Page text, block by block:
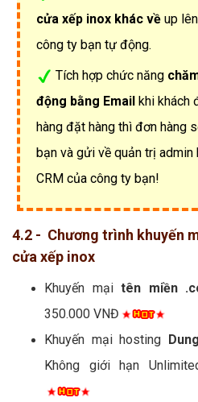
cửa xếp inox khác về up
công ty bạn tự động.
Tích hợp chức năng
động bằng Email khi khách
hàng đặt hàng thì đơn hàng
bạn và gửi về quản trị
CRM của công ty bạn!
4.2 - Chương trình khuyến
cửa xếp inox
Khuyến mạitên miền
350.000 VNĐ
Khuyến mại hosting
Không giới hạn